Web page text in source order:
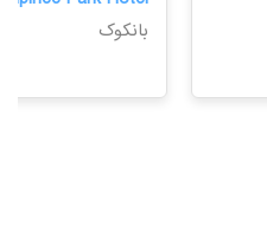
بانکوک